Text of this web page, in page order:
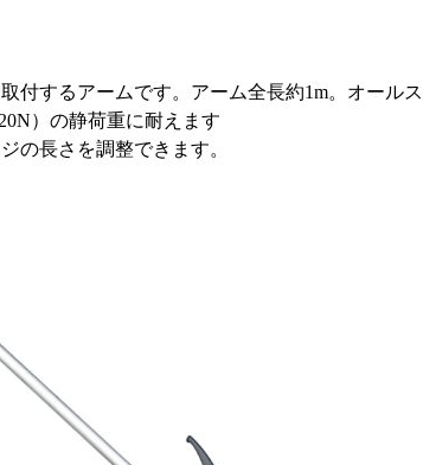
付するアームです。アーム全長約1m。オール
）の静荷重に耐えます
の長さを調整できます。